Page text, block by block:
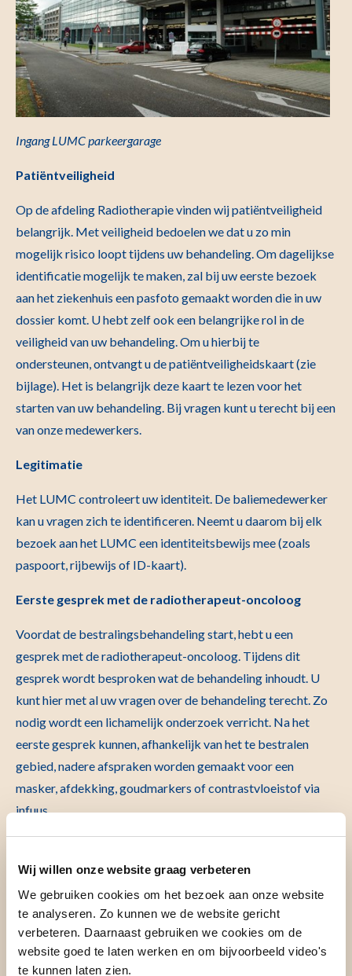
Wij willen onze website graag verbeteren
We gebruiken cookies om het bezoek aan onze website
te analyseren. Zo kunnen we de website gericht
verbeteren. Daarnaast gebruiken we cookies om de
website goed te laten werken en om bijvoorbeeld video's
te kunnen laten zien.
Ingang LUMC parkeergarage
Patiëntveiligheid
Op de afdeling Radiotherapie vinden wij patiëntveiligheid
belangrijk. Met veiligheid bedoelen we dat u zo min
mogelijk risico loopt tijdens uw behandeling. Om dagelijkse
identificatie mogelijk te maken, zal bij uw eerste bezoek
aan het ziekenhuis een pasfoto gemaakt worden die in uw
dossier komt. U hebt zelf ook een belangrijke rol in de
veiligheid van uw behandeling. Om u hierbij te
ondersteunen, ontvangt u de patiëntveiligheidskaart (zie
bijlage). Het is belangrijk deze kaart te lezen voor het
starten van uw behandeling. Bij vragen kunt u terecht bij een
van onze medewerkers.
Legitimatie
Het LUMC controleert uw identiteit. De baliemedewerker
kan u vragen zich te identificeren. Neemt u daarom bij elk
bezoek aan het LUMC een identiteitsbewijs mee (zoals
paspoort, rijbewijs of ID-kaart).
Eerste gesprek met de radiotherapeut-oncoloog
Voordat de bestralingsbehandeling start, hebt u een
gesprek met de radiotherapeut-oncoloog. Tijdens dit
gesprek wordt besproken wat de behandeling inhoudt. U
kunt hier met al uw vragen over de behandeling terecht. Zo
nodig wordt een lichamelijk onderzoek verricht. Na het
eerste gesprek kunnen, afhankelijk van het te bestralen
gebied, nadere afspraken worden gemaakt voor een
masker, afdekking, goudmarkers of contrastvloeistof via
infuus.